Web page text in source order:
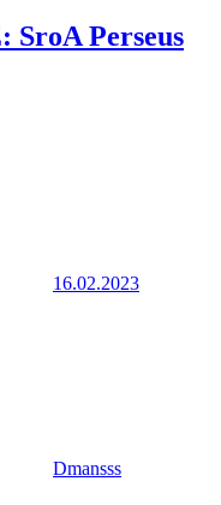
SroA Perseus
16.02.2023
Dmansss